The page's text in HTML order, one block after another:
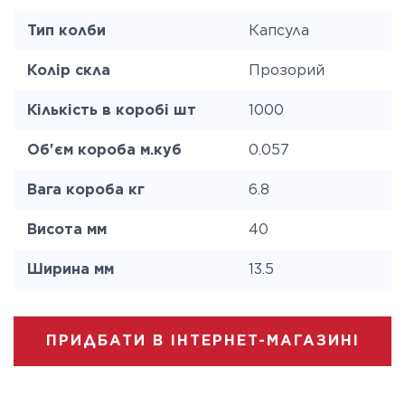
Тип колби Капсула
Колір скла Прозорий
Кількість в коробі шт 1000
Об'єм короба м.куб 0.057
Вага короба кг 6.8
Висота мм 40
Ширина мм 13.5
ПРИДБАТИ В ІНТЕРНЕТ-МАГАЗИНІ